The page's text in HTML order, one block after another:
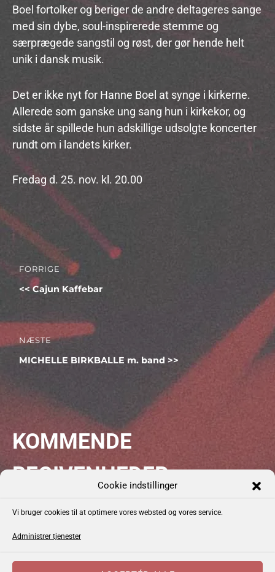
Cookie indstillinger
Vi bruger cookies til at optimere vores websted og vores service.
Administrer tjenester
Boel fortolker og beriger de andre deltageres sange
med sin dybe, soul-inspirerede stemme og
særprægede sangstil og røst, der gør hende helt
unik i dansk musik.
Det er ikke nyt for Hanne Boel at synge i kirkerne.
Allerede som ganske ung sang hun i kirkekor, og
sidste år spillede hun adskillige udsolgte koncerter
rundt om i landets kirker.
Fredag d. 25. nov. kl. 20.00
Indlægsnavigation
FORRIGE
Forrige
Cajun Kaffebar
NÆSTE
Næste
MICHELLE BIRKBALLE m. band
KOMMENDE
BEGIVENHEDER